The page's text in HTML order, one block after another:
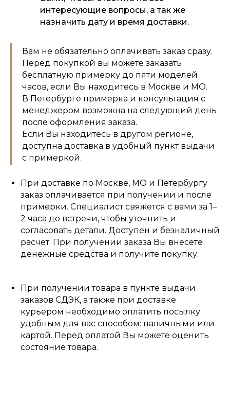
интересующие вопросы, а так же
назначить дату и время доставки.
Вам не обязательно оплачивать заказ сразу.
Перед покупкой вы можете заказать
бесплатную примерку до пяти моделей
часов, если Вы находитесь в Москве и МО.
В Петербурге примерка и консультация с
менеджером возможна на следующий день
после оформления заказа.
Если Вы находитесь в другом регионе,
доступна доставка в удобный пункт выдачи
с примеркой.
При доставке по Москве, МО и Петербургу
заказ оплачивается при получении и после
примерки. Специалист свяжется с вами за 1–
2 часа до встречи, чтобы уточнить и
согласовать детали. Доступен и безналичный
расчет. При получении заказа Вы внесете
денежные средства и получите покупку.
При получении товара в пункте выдачи
заказов СДЭК, а также при доставке
курьером необходимо оплатить посылку
удобным для вас способом: наличными или
картой. Перед оплатой Вы можете оценить
состояние товара.